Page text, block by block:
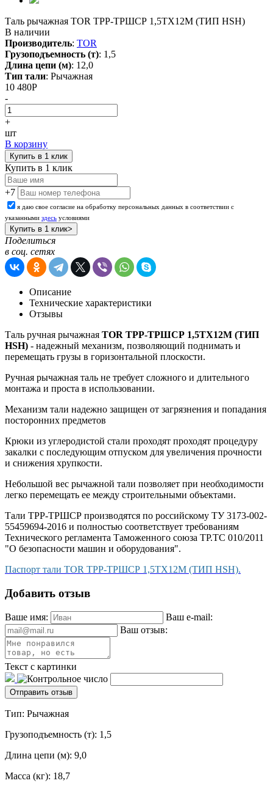
Таль рычажная TOR ТРР-ТРШСР 1,5ТХ12М (ТИП HSH)
В наличии
Производитель: TOR
Грузоподъемность (т): 1,5
Длина цепи (м): 12,0
Тип тали: Рычажная
10 480Р
-
+
шт
В корзину
Купить в 1 клик
Купить в 1 клик
+7
я даю свое согласие на обработку персональных данных в соответствии с
указанными здесь условиями
Поделиться
в соц. сетях
Описание
Технические характеристики
Отзывы
Таль ручная рычажная TOR ТРР-ТРШСР 1,5ТХ12М (ТИП
HSH) - надежный механизм, позволяющий поднимать и
перемещать грузы в горизонтальной плоскости.
Ручная рычажная таль не требует сложного и длительного
монтажа и проста в использовании.
Механизм тали надежно защищен от загрязнения и попадания
посторонних предметов
Крюки из углеродистой стали проходят проходят процедуру
закалки с поcледующим отпуском для увеличения прочности
и снижения хрупкости.
Небольшой вес рычажной тали позволяет при необходимости
легко перемещать ее между строительными объектами.
Тали ТРР-ТРШСР производятся по российскому ТУ 3173-002-
55459694-2016 и полностью соответствует требованиям
Технического регламента Таможенного союза ТР.ТС 010/2011
"О безопасности машин и оборудования".
Паспорт тали TOR ТРР-ТРШСР 1,5ТХ12М (ТИП HSH).
Добавить отзыв
Ваше имя:
Ваш e-mail:
Ваш отзыв:
Текст с картинки
Тип: Рычажная
Грузоподъемность (т): 1,5
Длина цепи (м): 9,0
Масса (кг): 18,7